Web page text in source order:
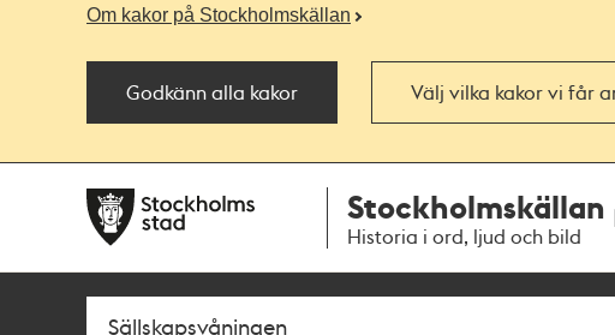
Om kakor på Stockholmskällan
Godkänn alla kakor Välj vilka kakor vi får
navigationen
huvudinnehållet
Stockholmskällan
Historia i ord, ljud och bild
Sök